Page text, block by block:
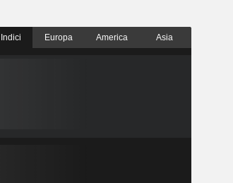
Indici Europa America Asia